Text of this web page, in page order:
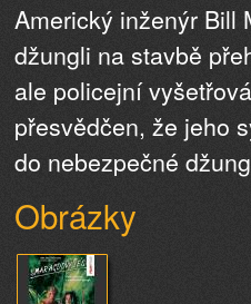
Americký inženýr Bill
džungli na stavbě
ale policejní
přesvědčen, že jeho
do nebezpečné
Obrázky